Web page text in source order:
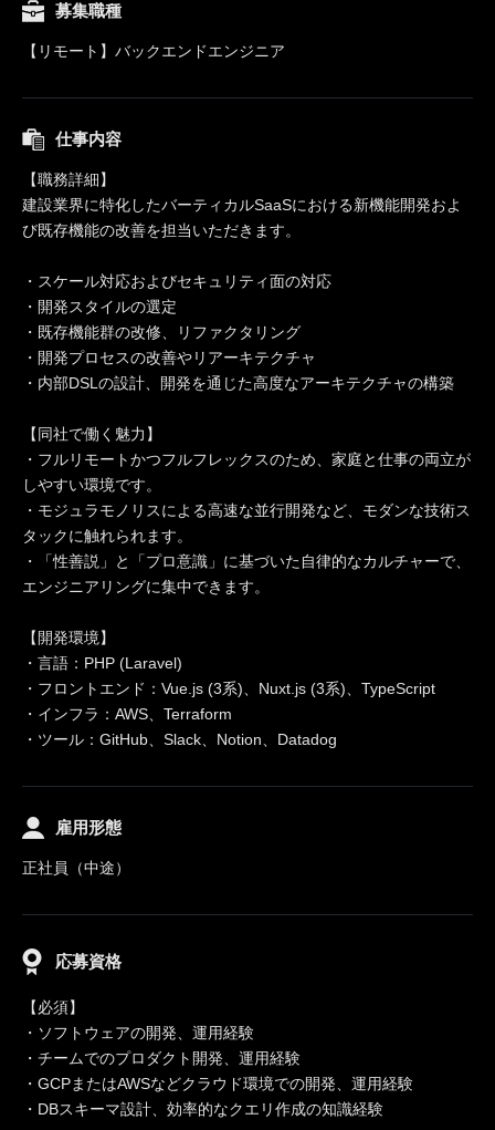
募集職種
【リモート】バックエンドエンジニア
仕事内容
【職務詳細】
建設業界に特化したバーティカルSaaSにおける新機能開発およ
び既存機能の改善を担当いただきます。
・スケール対応およびセキュリティ面の対応
・開発スタイルの選定
・既存機能群の改修、リファクタリング
・開発プロセスの改善やリアーキテクチャ
・内部DSLの設計、開発を通じた高度なアーキテクチャの構築
【同社で働く魅力】
・フルリモートかつフルフレックスのため、家庭と仕事の両立が
しやすい環境です。
・モジュラモノリスによる高速な並行開発など、モダンな技術ス
タックに触れられます。
・「性善説」と「プロ意識」に基づいた自律的なカルチャーで、
エンジニアリングに集中できます。
【開発環境】
・言語：PHP (Laravel)
・フロントエンド：Vue.js (3系)、Nuxt.js (3系)、TypeScript
・インフラ：AWS、Terraform
・ツール：GitHub、Slack、Notion、Datadog
雇用形態
正社員（中途）
応募資格
【必須】
・ソフトウェアの開発、運用経験
・チームでのプロダクト開発、運用経験
・GCPまたはAWSなどクラウド環境での開発、運用経験
・DBスキーマ設計、効率的なクエリ作成の知識経験